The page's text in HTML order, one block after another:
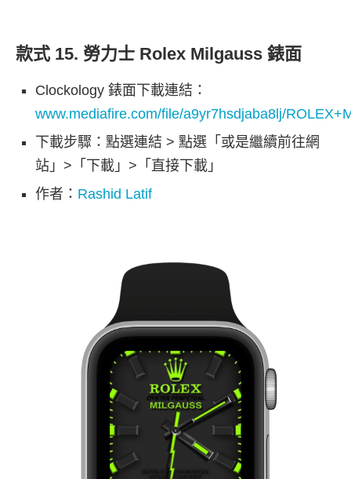
款式 15. 勞力士 Rolex Milgauss 錶面
Clockology 錶面下載連結：
www.mediafire.com/file/a9yr7hsdjaba8lj/
下載步驟：點選連結 > 點選「或是繼續前往網
站」>「下載」>「直接下載」
作者： Rashid Latif